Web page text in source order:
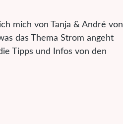
mich von Tanja & André von
das Thema Strom angeht
Tipps und Infos von den